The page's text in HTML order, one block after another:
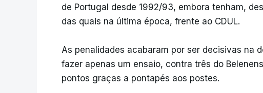
de Portugal desde 1992/93, embora tenham,
das quais na última época, frente ao CDUL.
As penalidades acabaram por ser decisivas na
fazer apenas um ensaio, contra três do
pontos graças a pontapés aos postes.